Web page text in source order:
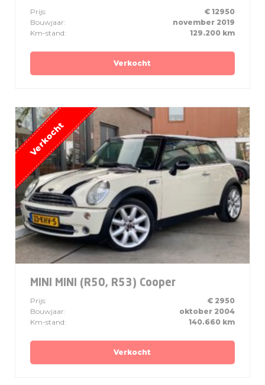
Prijs:
€ 12950
Bouwjaar:
november 2019
Km-stand:
129.200 km
Verkocht
MINI MINI (R50, R53) Cooper
Prijs:
€ 2950
Bouwjaar:
oktober 2004
Km-stand:
140.660 km
Verkocht